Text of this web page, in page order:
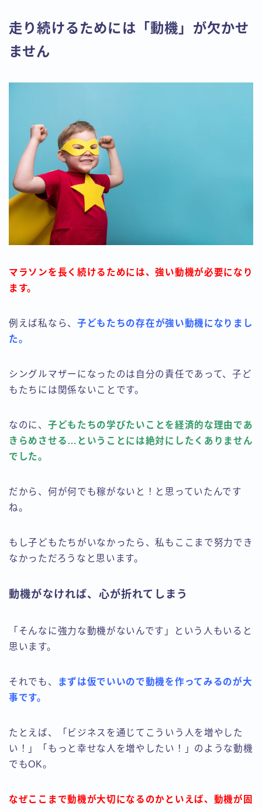
走り続けるためには「動機」が欠かせ
ません
マラソンを長く続けるためには、強い動機が必要になり
ます。
例えば私なら、 子どもたちの存在が強い動機になりまし
た。
シングルマザーになったのは自分の責任であって、子ど
もたちには関係ないことです。
なのに、 子どもたちの学びたいことを経済的な理由であ
きらめさせる…ということには絶対にしたくありません
でした。
だから、何が何でも稼がないと！と思っていたんです
ね。
もし子どもたちがいなかったら、私もここまで努力でき
なかっただろうなと思います。
動機がなければ、心が折れてしまう
「そんなに強力な動機がないんです」という人もいると
思います。
それでも、
まずは仮でいいので動機を作ってみるのが大
事です。
たとえば、「ビジネスを通じてこういう人を増やした
い！」「もっと幸せな人を増やしたい！」のような動機
でもOK。
なぜここまで動機が大切になるのかといえば、動機が固